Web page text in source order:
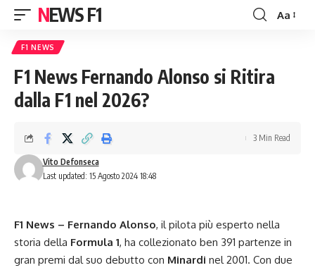
NEWS F1
Font
Aa
F1 NEWS
F1 News Fernando Alonso si Ritira
dalla F1 nel 2026?
Last updated: 15 Agosto 2024 18:48
Vito Defonseca
3 Min Read
F1 News – Fernando Alonso, il pilota più esperto nella
storia della Formula 1, ha collezionato ben 391 partenze in
gran premi dal suo debutto con Minardi nel 2001. Con due